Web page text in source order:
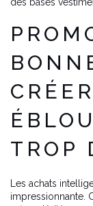
TROP
Les achats
impressionnante.